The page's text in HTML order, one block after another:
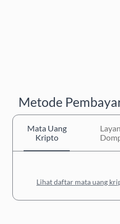
Metode
Mata Uang
Kripto
Lihat daftar mata uang